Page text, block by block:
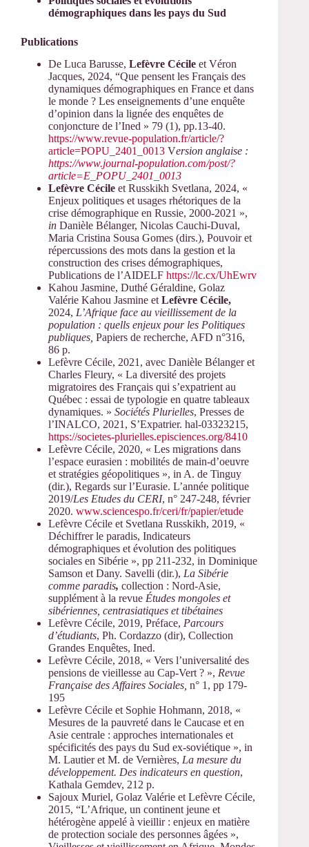
démographiques dans les pays du Sud
Publications
De Luca Barusse, Lefèvre Cécile et Véron
Jacques, 2024, “Que pensent les Français des
dynamiques démographiques en France et dans
le monde ? Les enseignements d’une enquête
d’opinion dans la lignée des enquêtes de
conjoncture de l’Ined » 79 (1), pp.13-40.
https://www.revue-population.fr/article/?
article=POPU_2401_0013 Version anglaise :
https://www.journal-population.com/post/?
article=E_POPU_2401_0013
Lefèvre Cécile et Russkikh Svetlana, 2024, «
Enjeux politiques et usages rhétoriques de la
crise démographique en Russie, 2000-2021 »,
in Danièle Bélanger, Nicolas Cauchi-Duval,
Maria Cristina Sousa Gomes (dirs.), Pouvoir et
répercussions des mots dans la gestion et la
construction des crises démographiques,
Publications de l’AIDELF https://lc.cx/UhEwrv
Kahou Jasmine, Duthé Géraldine, Golaz
Valérie Kahou Jasmine et Lefèvre Cécile,
2024, L’Afrique face au vieillissement de la
population : quells enjeux pour les Politiques
publiques, Papiers de recherche, AFD n°316,
86 p.
Lefèvre Cécile, 2021, avec Danièle Bélanger et
Charles Fleury, « La diversité des projets
migratoires des Français qui s’expatrient au
Québec : essai de typologie en quatre tableaux
dynamiques. » Sociétés Plurielles, Presses de
l’INALCO, 2021, S’Expatrier. hal-03323215,
https://societes-plurielles.episciences.org/8410
Lefèvre Cécile, 2020, « Les migrations dans
l’espace eurasien : mobilités de main-d’oeuvre
et stratégies géopolitiques », in A. de Tinguy
(dir.), Regards sur l’Eurasie. L’année politique
2019/Les Etudes du CERI, n° 247-248, février
2020. www.sciencespo.fr/ceri/fr/papier/etude
Lefèvre Cécile et Svetlana Russkikh, 2019, «
Déchiffrer le paradis, Indicateurs
démographiques et évolution des politiques
sociales en Sibérie », pp 211-232, in Dominique
Samson et Dany. Savelli (dir.), La Sibérie
comme paradis, collection : Nord-Asie,
supplément à la revue Études mongoles et
sibériennes, centrasiatiques et tibétaines
Lefèvre Cécile, 2019, Préface, Parcours
d’étudiants, Ph. Cordazzo (dir), Collection
Grandes Enquêtes, Ined.
Lefèvre Cécile, 2018, « Vers l’universalité des
pensions de vieillesse au Cap-Vert ? », Revue
Française des Affaires Sociales, n° 1, pp 179-
195
Lefèvre Cécile et Sophie Hohmann, 2018, «
Mesures de la pauvreté dans le Caucase et en
Asie centrale : approches internationales et
spécificités des pays du Sud ex-soviétique », in
M. Lautier et M. de Vernières, La mesure du
développement. Des indicateurs en question,
Kathala Gemdev, 212 p.
Sajoux Muriel, Golaz Valérie et Lefèvre Cécile,
2015, “L’Afrique, un continent jeune et
hétérogène appelé à vieillir : enjeux en matière
de protection sociale des personnes âgées »,